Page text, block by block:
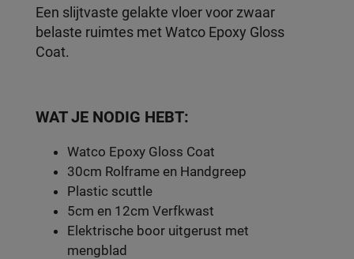
Een slijtvaste gelakte vloer voor zwaar
belaste ruimtes met Watco Epoxy Gloss
Coat.
WAT JE NODIG HEBT:
Watco Epoxy Gloss Coat
30cm Rolframe en Handgreep
Plastic scuttle
5cm en 12cm Verfkwast
Elektrische boor uitgerust met
mengblad